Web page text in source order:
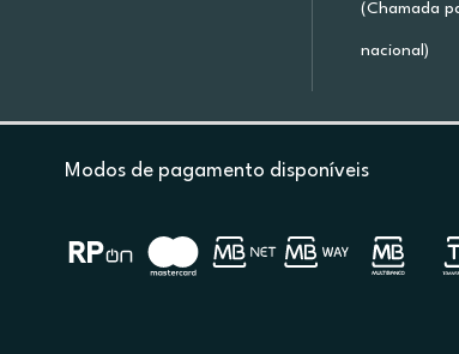
(Chamada
nacional)
Modos de pagamento disponíveis